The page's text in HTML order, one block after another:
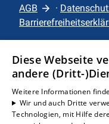
AGB
·
Leistungen
Privatkunden
Unternehmen
Diese Webseite
andere (Dritt-
Weitere Informationen
Wir und auch Dritte
Technologien, mit Hilfe